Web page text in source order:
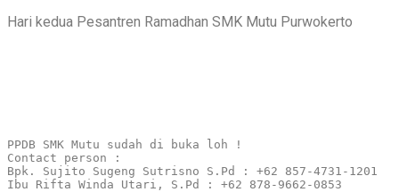
Hari kedua Pesantren Ramadhan SMK Mutu Purwokerto
PPDB SMK Mutu sudah di buka loh !
Contact person :
Bpk. Sujito Sugeng Sutrisno S.Pd : +62 857-4731-1201
Ibu Rifta Winda Utari, S.Pd : +62 878-9662-0853